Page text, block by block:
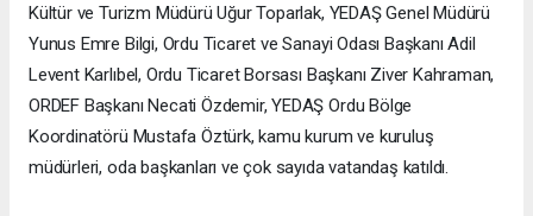
Kültür ve Turizm Müdürü Uğur Toparlak, YEDAŞ Genel Müdürü
Yunus Emre Bilgi, Ordu Ticaret ve Sanayi Odası Başkanı Adil
Levent Karlıbel, Ordu Ticaret Borsası Başkanı Ziver Kahraman,
ORDEF Başkanı Necati Özdemir, YEDAŞ Ordu Bölge
Koordinatörü Mustafa Öztürk, kamu kurum ve kuruluş
müdürleri, oda başkanları ve çok sayıda vatandaş katıldı.